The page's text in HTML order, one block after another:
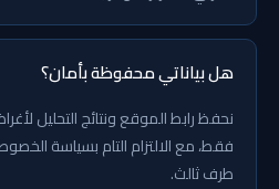
هل بياناتي محفوظة بأمان؟
نحفظ رابط الموقع ونتائج التحليل
فقط، مع الالتزام التام بسياسة
طرف ثالث.